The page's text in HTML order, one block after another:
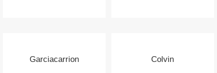
Garciacarrion Colvin